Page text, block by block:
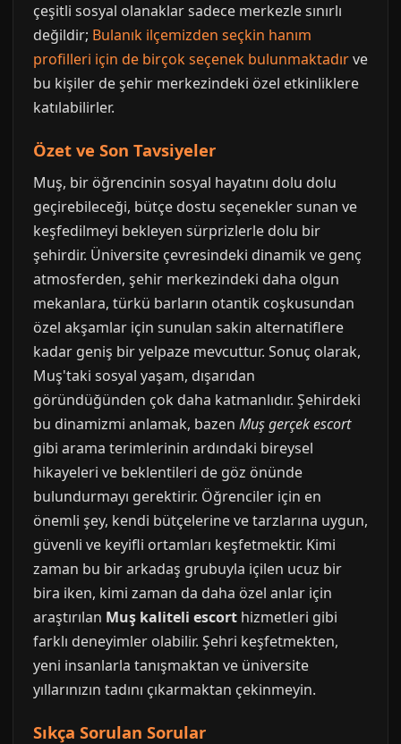
çeşitli sosyal olanaklar sadece merkezle sınırlı
değildir; Bulanık ilçemizden seçkin hanım
profilleri için de birçok seçenek bulunmaktadırve
bu kişiler de şehir merkezindeki özel etkinliklere
katılabilirler.
Özet ve Son Tavsiyeler
Muş, bir öğrencinin sosyal hayatını dolu dolu
geçirebileceği, bütçe dostu seçenekler sunan ve
keşfedilmeyi bekleyen sürprizlerle dolu bir
şehirdir. Üniversite çevresindeki dinamik ve genç
atmosferden, şehir merkezindeki daha olgun
mekanlara, türkü barların otantik coşkusundan
özel akşamlar için sunulan sakin alternatiflere
kadar geniş bir yelpaze mevcuttur. Sonuç olarak,
Muş'taki sosyal yaşam, dışarıdan
göründüğünden çok daha katmanlıdır. Şehirdeki
bu dinamizmi anlamak, bazen Muş gerçek escort
gibi arama terimlerinin ardındaki bireysel
hikayeleri ve beklentileri de göz önünde
bulundurmayı gerektirir. Öğrenciler için en
önemli şey, kendi bütçelerine ve tarzlarına uygun,
güvenli ve keyifli ortamları keşfetmektir. Kimi
zaman bu bir arkadaş grubuyla içilen ucuz bir
bira iken, kimi zaman da daha özel anlar için
araştırılan Muş kaliteli escort hizmetleri gibi
farklı deneyimler olabilir. Şehri keşfetmekten,
yeni insanlarla tanışmaktan ve üniversite
yıllarınızın tadını çıkarmaktan çekinmeyin.
Sıkça Sorulan Sorular